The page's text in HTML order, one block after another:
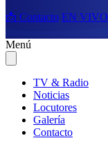
📩 Contacto EN VIVO
Menú
TV & Radio
Noticias
Locutores
Galería
Contacto